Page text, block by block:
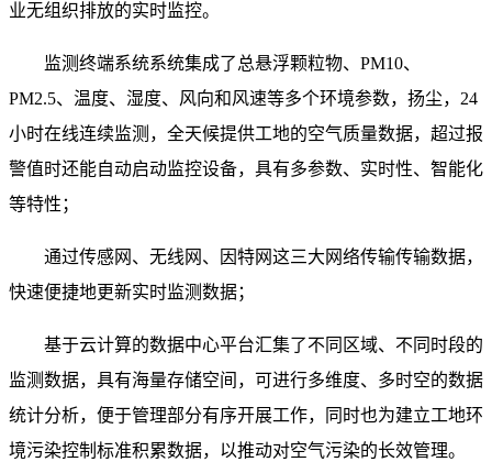
业无组织排放的实时监控。
监测终端系统系统集成了总悬浮颗粒物、PM10、
PM2.5、温度、湿度、风向和风速等多个环境参数，扬尘，24
小时在线连续监测，全天候提供工地的空气质量数据，超过报
警值时还能自动启动监控设备，具有多参数、实时性、智能化
等特性；
通过传感网、无线网、因特网这三大网络传输传输数据，
快速便捷地更新实时监测数据；
基于云计算的数据中心平台汇集了不同区域、不同时段的
监测数据，具有海量存储空间，可进行多维度、多时空的数据
统计分析，便于管理部分有序开展工作，同时也为建立工地环
境污染控制标准积累数据，以推动对空气污染的长效管理。